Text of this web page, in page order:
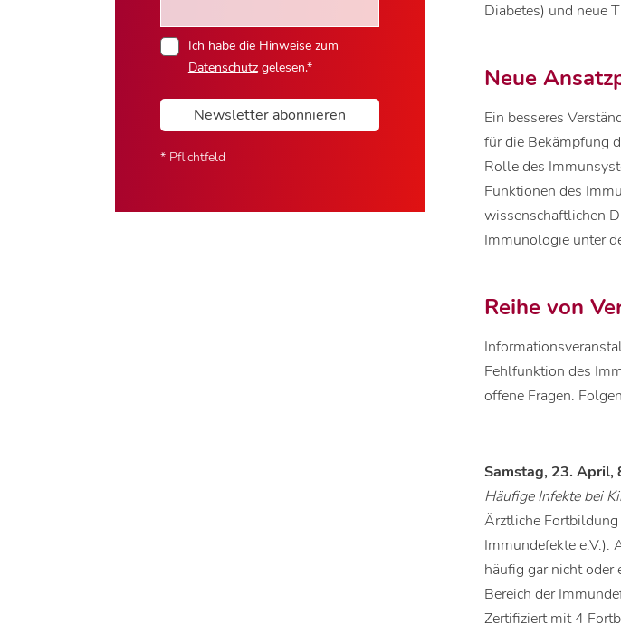
Ich habe die Hinweise zum
Datenschutzgelesen.*
Newsletter abonnieren
* Pflichtfeld
Diabetes) und neue
Neue
Ein besseres
für die Bekämpfung
Rolle des
Funktionen des
wissenschaftlichen
Immunologie unter
Reihe von
Fehlfunktion des
offene Fragen.
Samstag, 23. April,
Häufige Infekte bei
Ärztliche
Immundefekte e.V.).
häufig gar nicht
Bereich der
Zertifiziert mit 4